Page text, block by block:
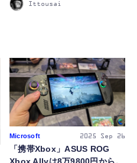
Ittousai
Microsoft 2025 Sep 26
「携帯Xbox」ASUS ROG
Xbox Allyは8万9800円から。